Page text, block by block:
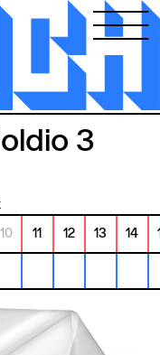
3
10 11 12 13 14